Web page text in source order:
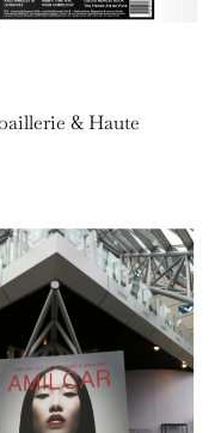
& Haute